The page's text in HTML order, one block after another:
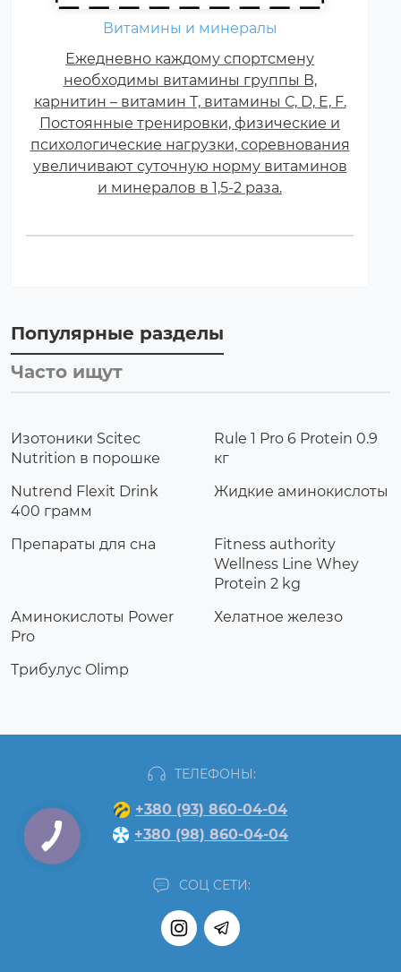
Витамины и минералы
Ежедневно каждому спортсмену
необходимы витамины группы В,
карнитин – витамин Т, витамины С, D, E, F.
Постоянные тренировки, физические и
психологические нагрузки, соревнования
увеличивают суточную норму витаминов
и минералов в 1,5-2 раза.
Популярные разделы
Часто ищут
Изотоники Scitec
Nutrition в порошке
Rule 1 Pro 6 Protein 0.9
кг
Nutrend Flexit Drink
400 грамм
Жидкие аминокислоты
Препараты для сна
Fitness authority
Wellness Line Whey
Protein 2 kg
Аминокислоты Power
Pro
Хелатное железо
Трибулус Olimp
ТЕЛЕФОНЫ:
+380 (93) 860-04-04
+380 (98) 860-04-04
СОЦ СЕТИ: